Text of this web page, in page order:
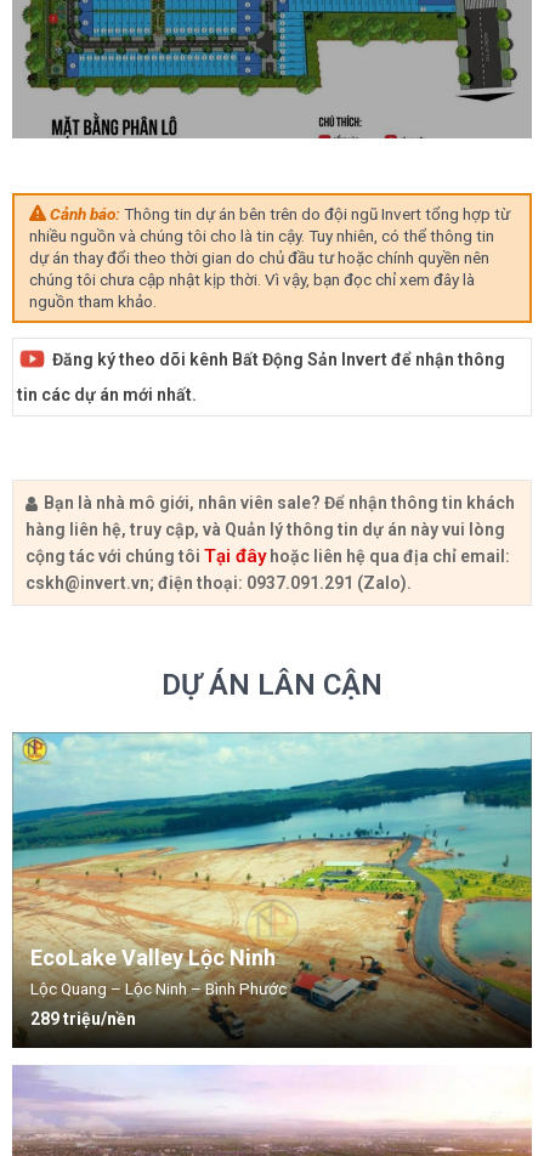
Cảnh báo:Thông tin dự án bên trên do đội ngũ Invert tổng hợp từ
nhiều nguồn và chúng tôi cho là tin cậy. Tuy nhiên, có thể thông tin
dự án thay đổi theo thời gian do chủ đầu tư hoặc chính quyền nên
chúng tôi chưa cập nhật kịp thời. Vì vậy, bạn đọc chỉ xem đây là
nguồn tham khảo.
Đăng ký theo dõi kênh Bất Động Sản Invert để nhận thông
tin các dự án mới nhất.
Bạn là nhà mô giới, nhân viên sale? Để nhận thông tin khách
hàng liên hệ, truy cập, và Quản lý thông tin dự án này vui lòng
cộng tác với chúng tôi Tại đâyhoặc liên hệ qua địa chỉ email:
cskh@invert.vn; điện thoại: 0937.091.291 (Zalo).
DỰ ÁN LÂN CẬN
EcoLake Valley Lộc Ninh
Lộc Quang – Lộc Ninh – Bình Phước
289 triệu/nền